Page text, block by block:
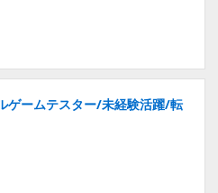
ゲームテスター/未経験活躍/転